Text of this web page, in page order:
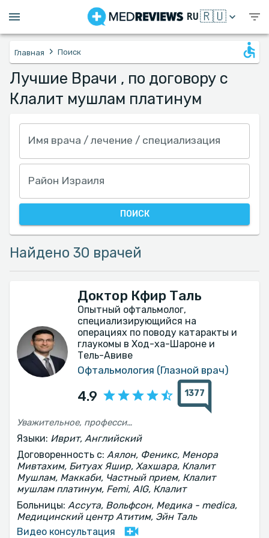
RU🇷🇺
Главная › Поиск
Лучшие Врачи , по договору с
Клалит мушлам платинум
Имя врача / лечение / специализация
Район Израиля
ПОИСК
Найдено 30 врачей
Доктор Кфир Таль
Опытный офтальмолог,
специализирующийся на
операциях по поводу катаракты и
глаукомы в Ход-ха-Шароне и
Тель-Авиве
Офтальмология (Глазной врач)
4.9 1377
Уважительное, профессиональное и серьёзное отношение Объяснение ситуации и дальнейшего хода проверки
Языки: Иврит, Английский
Договоренность с: Аялон, Феникс, Менора
Мивтахим, Битуах Яшир, Хахшара, Клалит
Мушлам, Маккаби, Частный прием, Клалит
мушлам платинум, Femi, AIG, Клалит
Больницы: Ассута, Вольфсон, Медика - medica,
Медицинский центр Атитим, Эйн Таль
Видео консультация